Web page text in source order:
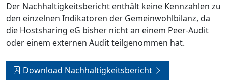
Der Nachhaltigkeitsbericht enthält keine Kennzahlen zu
den einzelnen Indikatoren der Gemeinwohlbilanz, da
die Hostsharing eG bisher nicht an einem Peer-Audit
oder einem externen Audit teilgenommen hat.
Download Nachhaltigkeitsbericht